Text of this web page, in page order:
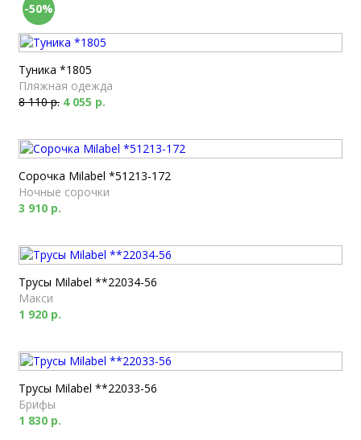
-50%
Туника *1805
Пляжная одежда
8 110 р. 4 055 р.
Сорочка Milabel *51213-172
Ночные сорочки
3 910 р.
Трусы Milabel **22034-56
Макси
1 920 р.
Трусы Milabel **22033-56
Брифы
1 830 р.